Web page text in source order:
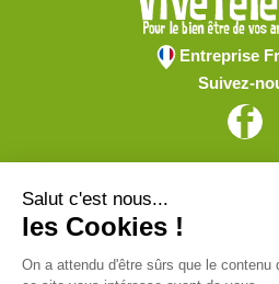
Entreprise
Suivez-
Vive l'élevage
Achat en ligne